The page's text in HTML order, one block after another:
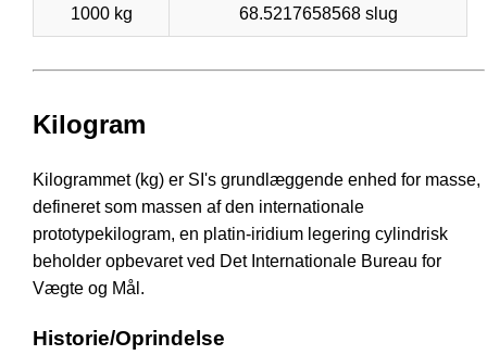
1000 kg 68.5217658568 slug
Kilogram
Kilogrammet (kg) er SI's grundlæggende enhed for masse,
defineret som massen af den internationale
prototypekilogram, en platin-iridium legering cylindrisk
beholder opbevaret ved Det Internationale Bureau for
Vægte og Mål.
Historie/Oprindelse